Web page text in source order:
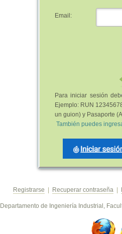
Email:
Para iniciar sesión
Ejemplo: RUN
un guion) y Pasaporte
También puedes
Registrarse | Recuperar contraseña |
Departamento de Ingeniería Industrial,